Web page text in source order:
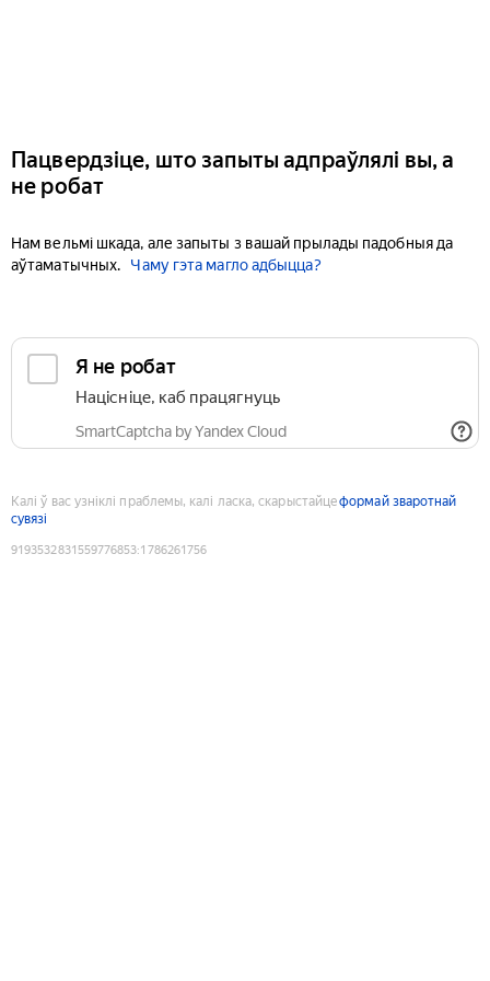
Пацвердзіце, што запыты адпраўлялі вы, а
не робат
Нам вельмі шкада, але запыты з вашай прылады падобныя да
аўтаматычных.
Чаму гэта магло адбыцца?
Я не робат
Націсніце, каб працягнуць
SmartCaptcha by Yandex Cloud
Калі ў вас узніклі праблемы, калі ласка, скарыстайцеформай зваротнай
сувязі
9193532831559776853:1786261756